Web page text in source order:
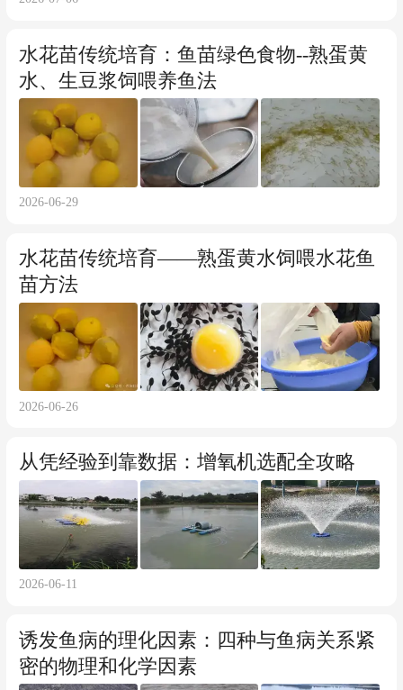
水花苗传统培育：鱼苗绿色食物--熟蛋黄
水、生豆浆饲喂养鱼法
2026-06-29
水花苗传统培育——熟蛋黄水饲喂水花鱼
苗方法
2026-06-26
从凭经验到靠数据：增氧机选配全攻略
2026-06-11
诱发鱼病的理化因素：四种与鱼病关系紧
密的物理和化学因素